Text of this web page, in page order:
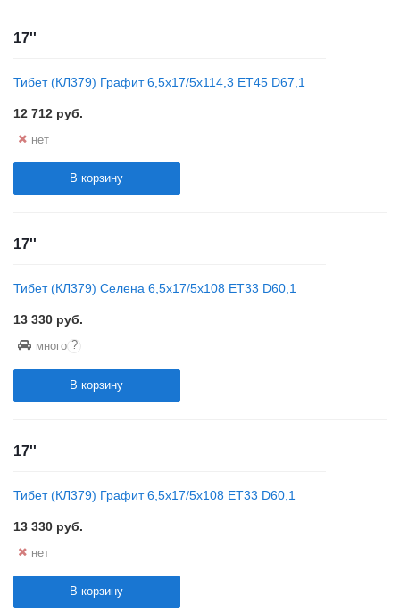
17''
Тибет (КЛ379) Графит 6,5x17/5x114,3 ET45 D67,1
12 712 руб.
нет
В корзину
17''
Тибет (КЛ379) Селена 6,5x17/5x108 ET33 D60,1
13 330 руб.
много ?
В корзину
17''
Тибет (КЛ379) Графит 6,5x17/5x108 ET33 D60,1
13 330 руб.
нет
В корзину